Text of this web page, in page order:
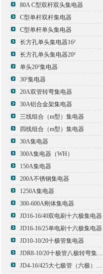
80A C型双杆双头集电器
C型单杆双杆集电器
C型单杆单头集电器
长方孔单头集电器16²
长方孔单头集电器20²
单头20²集电器
30²集电器
20A双管转弯集电器
30A铝合金架集电器
三线组合（m型）集电器
四线组合（m型）集电器
30A集电器
300A集电器（WH）
150A集电器
200A不锈钢集电器
1250A集电器
300-600A刚体集电器
JD16-16/40双电刷十六极集电器
JD16-16/25单电刷十六极集电器
JD10-10/20十极管集电器
JDR8-10/20十极管八极转弯集电器
JD4-16/425大七极管（六极）集电器